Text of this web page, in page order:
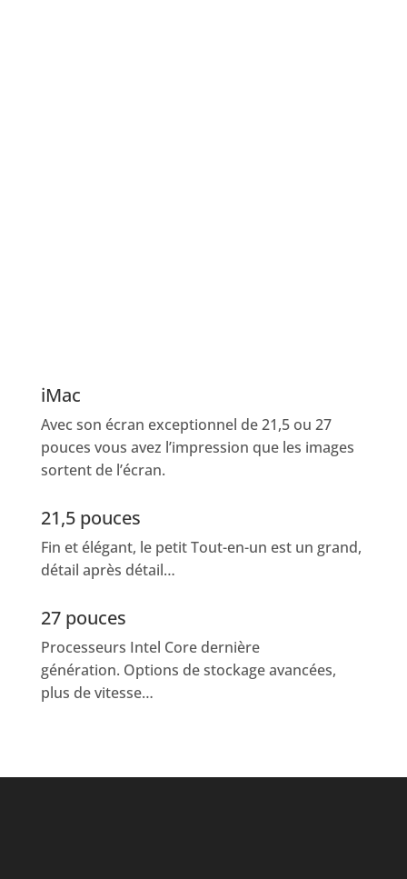
iMac
Avec son écran exceptionnel de 21,5 ou 27
pouces vous avez l’impression que les images
sortent de l’écran.
21,5 pouces
Fin et élégant, le petit Tout-en-un est un grand,
détail après détail…
27 pouces
Processeurs Intel Core dernière
génération. Options de stockage avancées,
plus de vitesse…